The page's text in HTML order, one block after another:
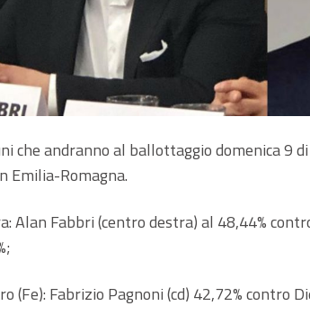
che andranno al ballottaggio domenica 9
Emilia-Romagna.
Alan Fabbri (centro destra) al 48,44%
(Fe): Fabrizio Pagnoni (cd) 42,72% contro